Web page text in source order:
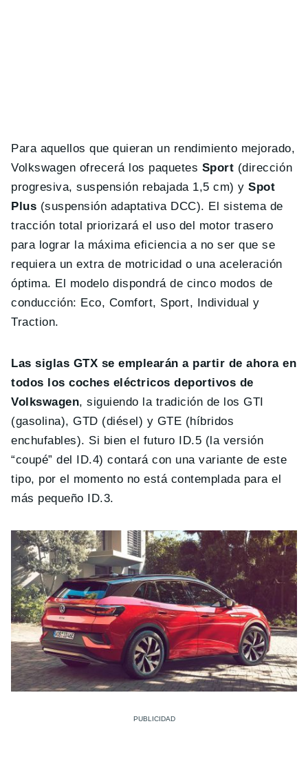
Para aquellos que quieran un rendimiento mejorado,
Volkswagen ofrecerá los paquetes Sport (dirección
progresiva, suspensión rebajada 1,5 cm) ySpot
Plus (suspensión adaptativa DCC). El sistema de
tracción total priorizará el uso del motor trasero
para lograr la máxima eficiencia a no ser que se
requiera un extra de motricidad o una aceleración
óptima. El modelo dispondrá de cinco modos de
conducción: Eco, Comfort, Sport, Individual y
Traction.
Las siglas GTX se emplearán a partir de ahora en
todos los coches eléctricos deportivos de
Volkswagen, siguiendo la tradición de los GTI
(gasolina), GTD (diésel) y GTE (híbridos
enchufables). Si bien el futuro ID.5 (la versión
“coupé” del ID.4) contará con una variante de este
tipo, por el momento no está contemplada para el
más pequeño ID.3.